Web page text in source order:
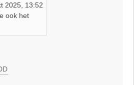
2025, 13:52
ook het